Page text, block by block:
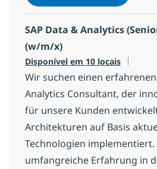
SAP Data & Analytics
(w/m/x)
Disponível em 10 locais
Wir suchen einen erfahrenen
Analytics Consultant, der
für unsere Kunden
Architekturen auf Basis
Technologien implementiert.
umfangreiche Erfahrung in